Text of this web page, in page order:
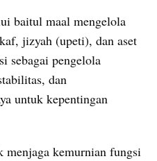
baitul maal mengelola
jizyah (upeti), dan aset
sebagai pengelola
dan
untuk kepentingan
menjaga kemurnian fungsi